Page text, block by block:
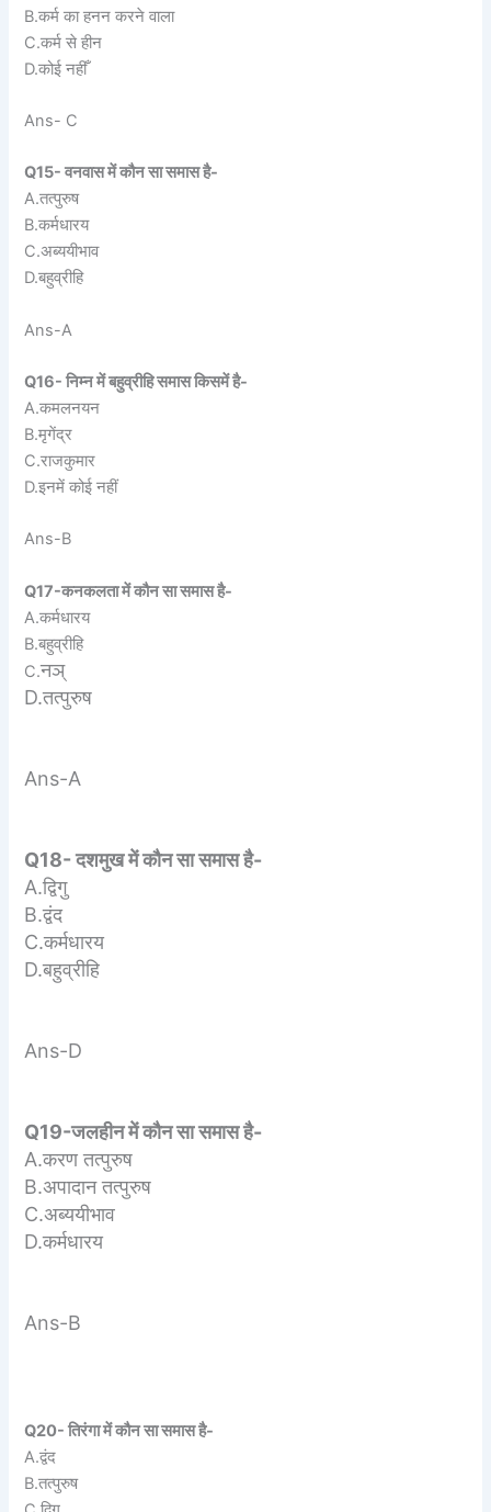
B.कर्म का हनन करने वाला
C.कर्म से हीन
D.कोई नहीँ
Ans- C
Q15- वनवास में कौन सा समास है-
A.तत्पुरुष
B.कर्मधारय
C.अब्ययीभाव
D.बहुव्रीहि
Ans-A
Q16- निम्न में बहुव्रीहि समास किसमें है-
A.कमलनयन
B.मृगेंद्र
C.राजकुमार
D.इनमें कोई नहीं
Ans-B
Q17-कनकलता में कौन सा समास है-
A.कर्मधारय
B.बहुव्रीहि
C.नञ्
D.तत्पुरुष
Ans-A
Q18- दशमुख में कौन सा समास है-
A.द्विगु
B.द्वंद
C.कर्मधारय
D.बहुव्रीहि
Ans-D
Q19-जलहीन में कौन सा समास है-
A.करण तत्पुरुष
B.अपादान तत्पुरुष
C.अब्ययीभाव
D.कर्मधारय
Ans-B
Q20- तिरंगा में कौन सा समास है-
A.द्वंद
B.तत्पुरुष